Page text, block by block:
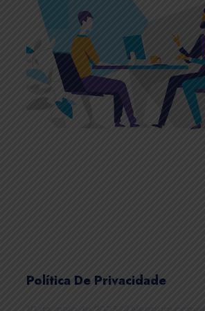
Política De Privacidade